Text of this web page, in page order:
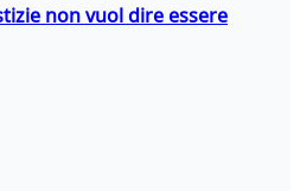
non vuol dire essere